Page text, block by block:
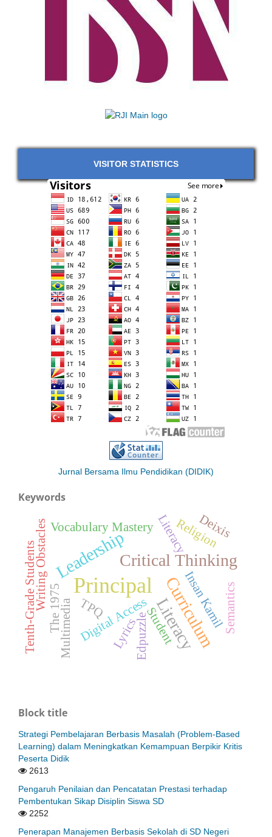
VISITOR STATISTICS
Jurnal Bersama Ilmu Pendidikan (DIDIK)
Keywords
Principal
Literacy
Critical Thinking
Curriculum
Leadership
Digital Access
Writing Obstacles
Multimedia
Vocabulary Mastery
Tenth-Grade Students Student
Literacy
Insan Kamil
Religion
TPQ
Edpuzzle
Semantics
Deixis
Lyrics
The 1975
Block title
Strategi Pembelajaran Berbasis Masalah (Problem-Based
Learning) dalam Meningkatkan Kemampuan Berpikir Kritis
Peserta Didik
2613
Pengaruh Penilaian dan Pencatatan Prestasi terhadap
Pembentukan Sikap Disiplin Siswa SD
2252
Penerapan Manajemen Berbasis Sekolah di SD Negeri